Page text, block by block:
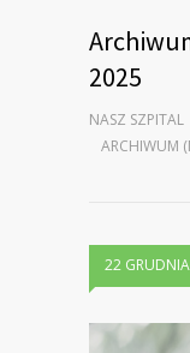
2025
NASZ SZPITAL
ARCHIWUM
22